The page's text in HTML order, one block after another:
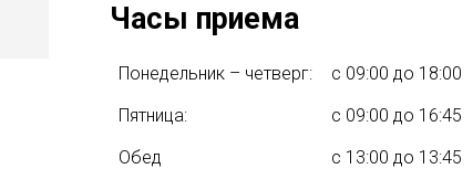
Часы приема
Понедельник – четверг:
с 09:00 до 18:00
Пятница:
с 09:00 до 16:45
Обед
с 13:00 до 13:45